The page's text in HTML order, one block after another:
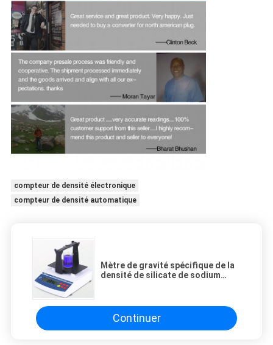
compteur de densité électronique
compteur de densité automatique
Mètre de gravité spécifique de la
densité de silicate de sodium
Continuer